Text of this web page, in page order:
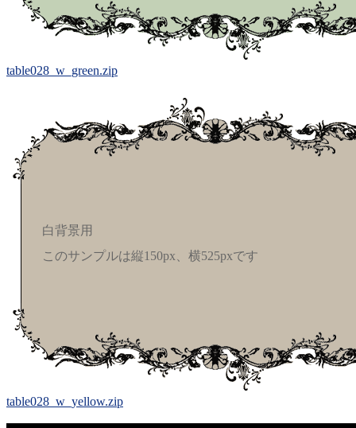
table028_w_green.zip
白背景用
このサンプルは縦150px、横525pxです
table028_w_yellow.zip